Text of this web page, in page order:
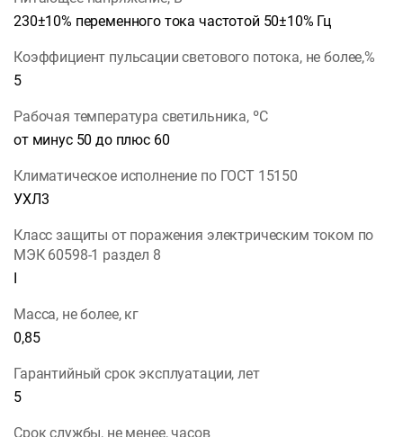
230±10% переменного тока частотой 50±10% Гц
Коэффициент пульсации светового потока, не более,%
5
Рабочая температура светильника, ºС
от минус 50 до плюс 60
Климатическое исполнение по ГОСТ 15150
УХЛ3
Класс защиты от поражения электрическим током по
МЭК 60598-1 раздел 8
Масса, не более, кг
0,85
Гарантийный срок эксплуатации, лет
5
Срок службы, не менее, часов